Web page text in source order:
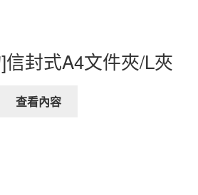
封式A4文件夾/L夾
查看內容